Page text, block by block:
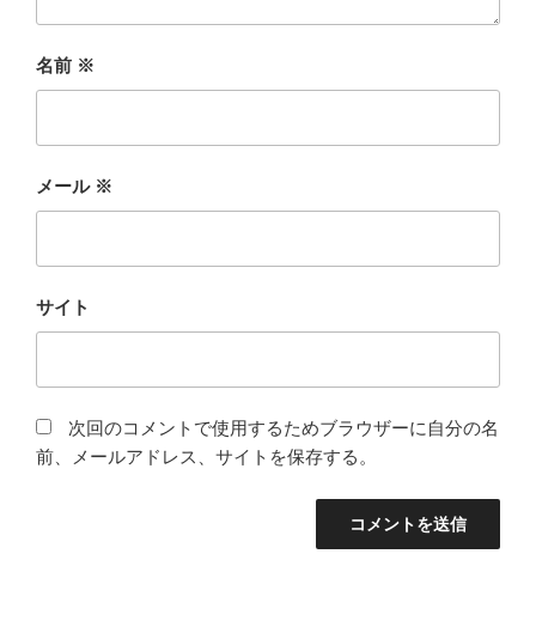
名前 ※
メール ※
サイト
次回のコメントで使用するためブラウザーに自分の名
前、メールアドレス、サイトを保存する。